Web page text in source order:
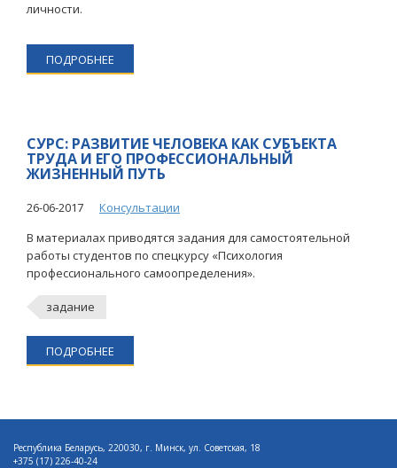
личности.
ПОДРОБНЕЕ
СУРС: РАЗВИТИЕ ЧЕЛОВЕКА КАК СУБЪЕКТА
ТРУДА И ЕГО ПРОФЕССИОНАЛЬНЫЙ
ЖИЗНЕННЫЙ ПУТЬ
26-06-2017
Консультации
В материалах приводятся задания для самостоятельной
работы студентов по спецкурсу «Психология
профессионального самоопределения».
задание
ПОДРОБНЕЕ
Республика Беларусь, 220030, г. Минск, ул. Советская, 18
+375 (17) 226-40-24